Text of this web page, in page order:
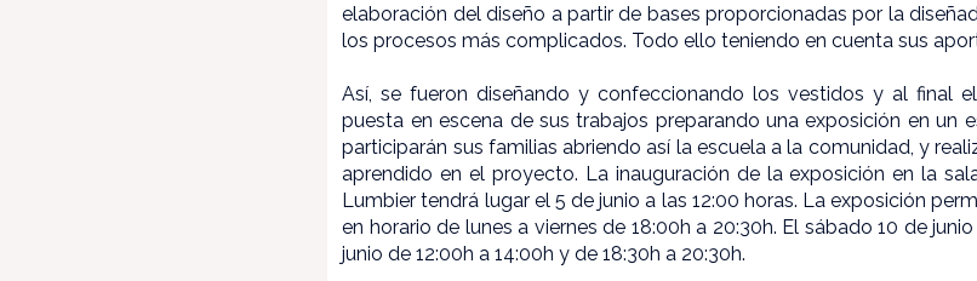
elaboración del diseño a partir de bases proporcionadas por la
los procesos más complicados. Todo ello teniendo en cuenta sus
Así, se fueron diseñando y confeccionando los vestidos y al final
puesta en escena de sus trabajos preparando una exposición en un
participarán sus familias abriendo así la escuela a la comunidad, y
aprendido en el proyecto. La inauguración de la exposición en la
Lumbier tendrá lugar el 5 de junio a las 12:00 horas. La exposición
en horario de lunes a viernes de 18:00h a 20:30h. El sábado 10 de
junio de 12:00h a 14:00h y de 18:30h a 20:30h.